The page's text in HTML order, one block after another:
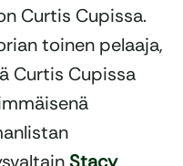
Curtis Cupissa.
toinen pelaaja,
Curtis Cupissa